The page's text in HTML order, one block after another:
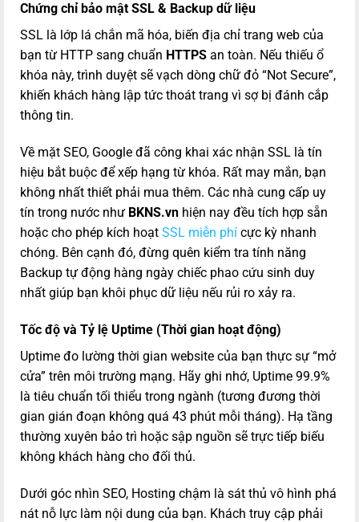
Chứng chỉ bảo mật SSL & Backup dữ liệu
SSL là lớp lá chắn mã hóa, biến địa chỉ trang web của
bạn từ HTTP sang chuẩn HTTPS an toàn. Nếu thiếu ổ
khóa này, trình duyệt sẽ vạch dòng chữ đỏ “Not Secure”,
khiến khách hàng lập tức thoát trang vì sợ bị đánh cắp
thông tin.
Về mặt SEO, Google đã công khai xác nhận SSL là tín
hiệu bắt buộc để xếp hạng từ khóa. Rất may mắn, bạn
không nhất thiết phải mua thêm. Các nhà cung cấp uy
tín trong nước như BKNS.vn hiện nay đều tích hợp sẵn
hoặc cho phép kích hoạt SSL miễn phí cực kỳ nhanh
chóng. Bên cạnh đó, đừng quên kiểm tra tính năng
Backup tự động hàng ngày chiếc phao cứu sinh duy
nhất giúp bạn khôi phục dữ liệu nếu rủi ro xảy ra.
Tốc độ và Tỷ lệ Uptime (Thời gian hoạt động)
Uptime đo lường thời gian website của bạn thực sự “mở
cửa” trên môi trường mạng. Hãy ghi nhớ, Uptime 99.9%
là tiêu chuẩn tối thiểu trong ngành (tương đương thời
gian gián đoạn không quá 43 phút mỗi tháng). Hạ tầng
thường xuyên bảo trì hoặc sập nguồn sẽ trực tiếp biếu
không khách hàng cho đối thủ.
Dưới góc nhìn SEO, Hosting chậm là sát thủ vô hình phá
nát nỗ lực làm nội dung của bạn. Khách truy cập phải